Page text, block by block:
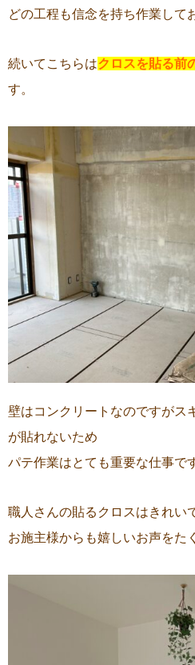
どの工程も信念を持ち作業して
続いてこちらはクロスを貼る前
す。
壁はコンクリートなのですがス
が貼れないため
パテ作業はとても重要な仕事で
職人さんの貼るクロスはきれい
お施主様からも嬉しいお声をた